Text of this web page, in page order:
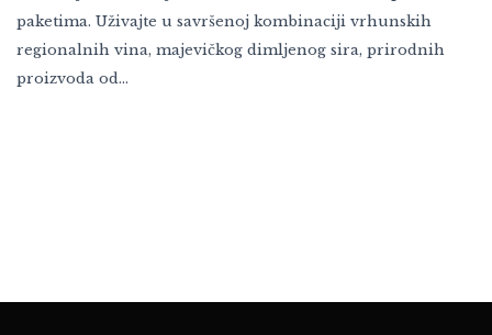
paketima. Uživajte u savršenoj kombinaciji vrhunskih
regionalnih vina, majevičkog dimljenog sira, prirodnih
proizvoda od…